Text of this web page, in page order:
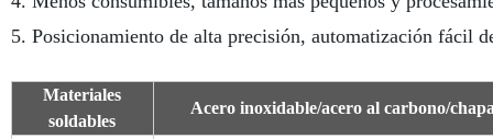
5. Posicionamiento de alta precisión, automatización fácil
Materiales
soldables
Acero inoxidable/acero al carbono/